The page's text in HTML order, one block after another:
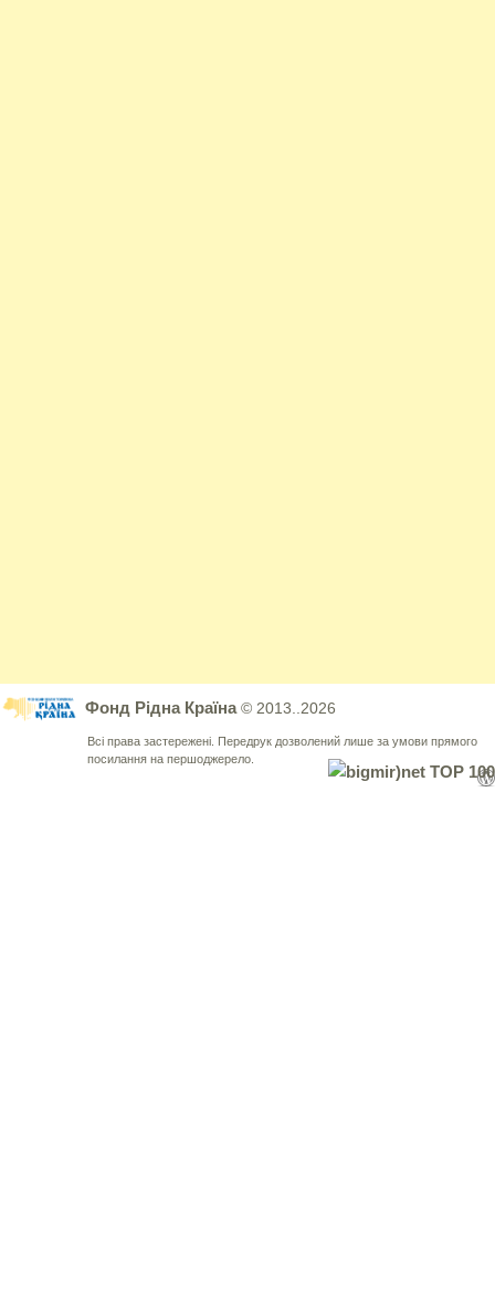
Фонд Рідна Країна© 2013..2026
Всі права застережені. Передрук дозволений лише за умови прямого
посилання на першоджерело.